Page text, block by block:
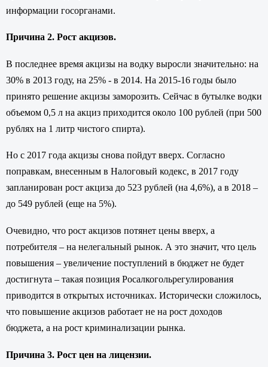
информации госорганами.
Причина 2. Рост акцизов.
В последнее время акцизы на водку выросли значительно: на
30% в 2013 году, на 25% - в 2014. На 2015-16 годы было
принято решение акцизы заморозить. Сейчас в бутылке водки
объемом 0,5 л на акциз приходится около 100 рублей (при 500
рублях на 1 литр чистого спирта).
Но с 2017 года акцизы снова пойдут вверх. Согласно
поправкам, внесенным в Налоговый кодекс, в 2017 году
запланирован рост акциза до 523 рублей (на 4,6%), а в 2018 –
до 549 рублей (еще на 5%).
Очевидно, что рост акцизов потянет цены вверх, а
потребителя – на нелегальный рынок. А это значит, что цель
повышения – увеличение поступлений в бюджет не будет
достигнута – такая позиция Росалкогольрегулирования
приводится в открытых источниках. Исторически сложилось,
что повышение акцизов работает не на рост доходов
бюджета, а на рост криминализации рынка.
Причина 3. Рост цен на лицензии.